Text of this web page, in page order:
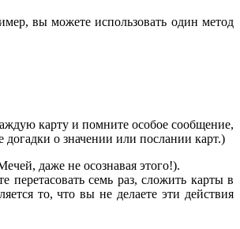
вы можете использовать один метод
карту и помните особое сообщение,
о значении или послании карт.)
даже не осознавая этого!).
семь раз, сложить карты в
то, что вы не делаете эти действия